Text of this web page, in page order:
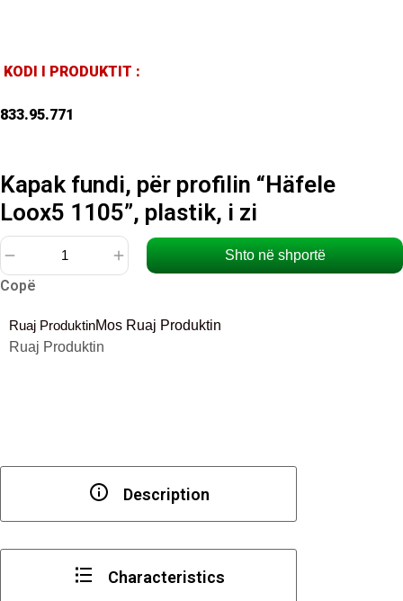
KODI I PRODUKTIT :
833.95.771
Kapak fundi, për profilin “Häfele
Loox5 1105”, plastik, i zi
Kapak
për
profilin
Shto në shportë
Copë
Ruaj ProduktinMos Ruaj Produktin
Ruaj Produktin
Description
Characteristics